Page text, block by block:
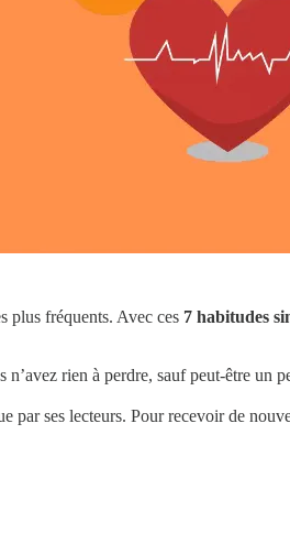
plus fréquents. Avec ces 7 habitudes
rien à perdre, sauf peut-être un
par ses lecteurs. Pour recevoir de